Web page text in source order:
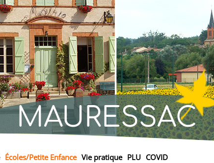
MAURESSAC
Écoles/Petite Enfance Vie pratique PLU COVID